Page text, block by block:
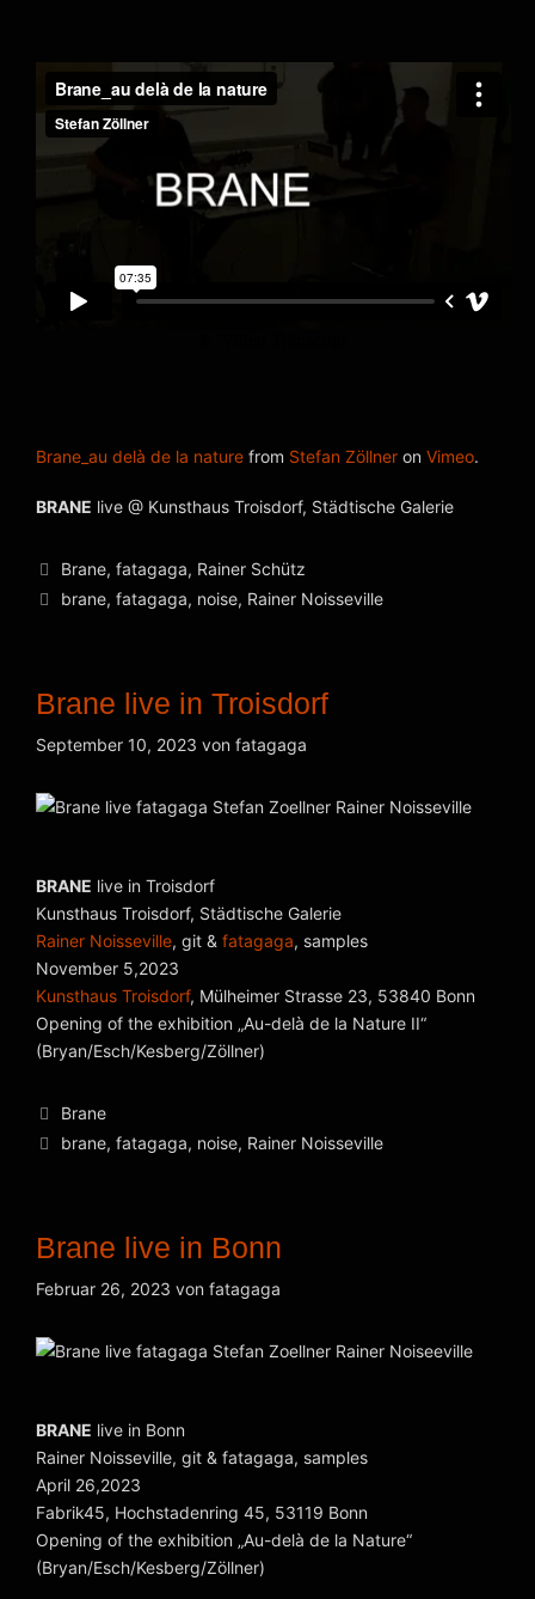
Brane_au delà de la nature from Stefan Zöllner on Vimeo.
BRANE live @ Kunsthaus Troisdorf, Städtische Galerie
Kategorien
Brane,fatagaga, Rainer Schütz
Schlagwörter
brane,fatagaga, noise, Rainer Noisseville
Brane live in Troisdorf
September 10, 2023 von fatagaga
BRANE live in Troisdorf
Kunsthaus Troisdorf, Städtische Galerie
Rainer Noisseville, git & fatagaga, samples
November 5,2023
Kunsthaus Troisdorf, Mülheimer Strasse 23, 53840 Bonn
Opening of the exhibition „Au-delà de la Nature II“
(Bryan/Esch/Kesberg/Zöllner)
Kategorien
Brane
Schlagwörter
brane,fatagaga, noise, Rainer Noisseville
Brane live in Bonn
Februar 26, 2023 von fatagaga
BRANE live in Bonn
Rainer Noisseville, git & fatagaga, samples
April 26,2023
Fabrik45, Hochstadenring 45, 53119 Bonn
Opening of the exhibition „Au-delà de la Nature“
(Bryan/Esch/Kesberg/Zöllner)